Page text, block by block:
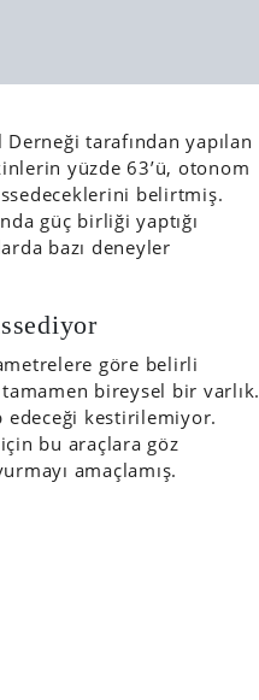
tarafından yapılan
yüzde 63’ü, otonom
belirtmiş.
güç birliği yaptığı
bazı deneyler
göre belirli
bireysel bir varlık.
edeceği kestirilemiyor.
bu araçlara göz
amaçlamış.